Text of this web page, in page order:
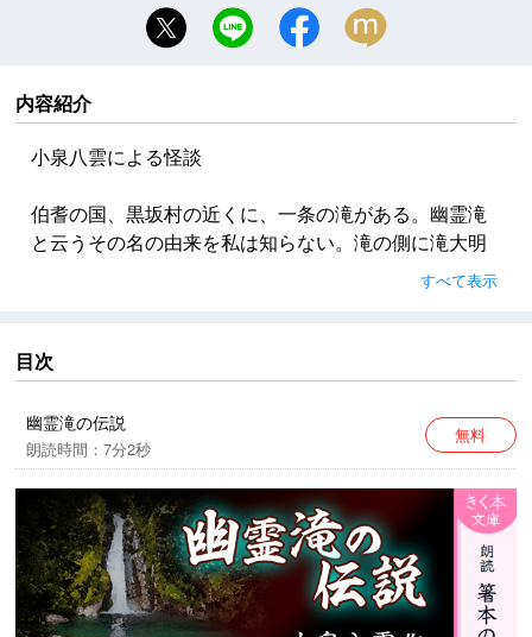
内容紹介
小泉八雲による怪談
伯耆の国、黒坂村の近くに、一条の滝がある。幽霊滝
と云うその名の由来を私は知らない。滝の側に滝大明
神と云う氏神の小さい社があって、社の前に小さい賽
銭箱がある。その賽銭箱について物語がある。
※本作品中には、今日からすると不適切な表現が見られ
ますが、作品の時代背景と著者の意図を尊重し、その
ままの形で配信いたします。
すべて表示
目次
幽霊滝の伝説
朗読時間：7分2秒
無料